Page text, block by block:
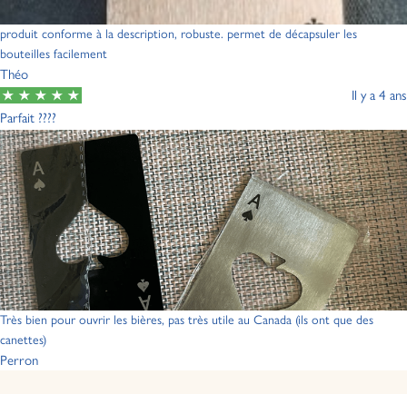
produit conforme à la description, robuste. permet de décapsuler les
bouteilles facilement
Théo
Il y a 4 ans
Parfait ????
Très bien pour ouvrir les bières, pas très utile au Canada (ils ont que des
canettes)
Perron